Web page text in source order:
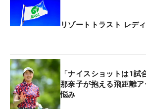
リゾートトラスト レデ
「ナイスショットは1
那奈子が抱える飛距離
悩み